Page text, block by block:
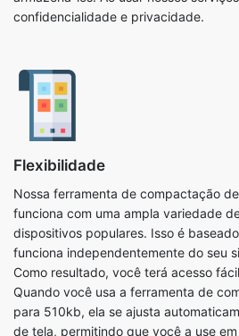
Flexibilidade
funciona com uma ampla variedade
dispositivos populares. Isso é baseado
Como resultado, você terá acesso
Quando você usa a ferramenta de
para 510kb, ela se ajusta
de tela, permitindo que você a use
desktop, tablet ou celular,